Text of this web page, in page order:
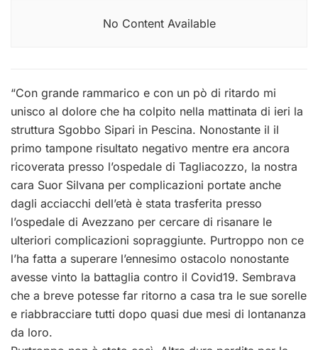
No Content Available
“Con grande rammarico e con un pò di ritardo mi
unisco al dolore che ha colpito nella mattinata di ieri la
struttura Sgobbo Sipari in Pescina. Nonostante il il
primo tampone risultato negativo mentre era ancora
ricoverata presso l’ospedale di Tagliacozzo, la nostra
cara Suor Silvana per complicazioni portate anche
dagli acciacchi dell’età è stata trasferita presso
l’ospedale di Avezzano per cercare di risanare le
ulteriori complicazioni sopraggiunte. Purtroppo non ce
l’ha fatta a superare l’ennesimo ostacolo nonostante
avesse vinto la battaglia contro il Covid19. Sembrava
che a breve potesse far ritorno a casa tra le sue sorelle
e riabbracciare tutti dopo quasi due mesi di lontananza
da loro.